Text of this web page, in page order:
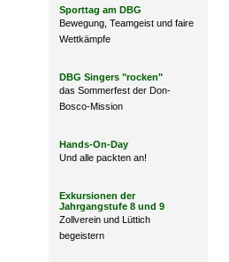
Sporttag am DBG
Bewegung, Teamgeist und faire
Wettkämpfe
DBG Singers "rocken"
das Sommerfest der Don-
Bosco-Mission
Hands-On-Day
Und alle packten an!
Exkursionen der
Jahrgangstufe 8 und 9
Zollverein und Lüttich
begeistern